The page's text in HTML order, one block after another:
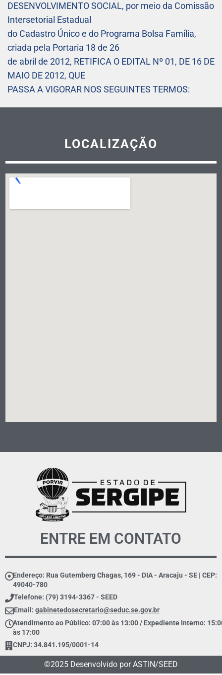
DESENVOLVIMENTO SOCIAL, por meio da Comissão
Intersetorial Estadual
do Cadastro Único e do Programa Bolsa Família,
criada pela Portaria 18 de 26
de abril de 2012, RETIFICA O EDITAL Nº 01, DE 16 DE
MAIO DE 2012, QUE
PASSA A VIGORAR NOS SEGUINTES TERMOS:
LOCALIZAÇÃO
ENTRE EM CONTATO
Endereço: Rua Gutemberg Chagas, 169 - DIA - Aracaju - SE | CEP:
49040-780
Telefone: (79) 3194-3367 - SEED
Email: gabinetedosecretario@seduc.se.gov.br
Atendimento ao Público: 07:00 às 13:00 / Expediente Interno:
às 17:00
CNPJ: 34.841.195/0001-14
©2025 Desenvolvido por ASTIN/SEED